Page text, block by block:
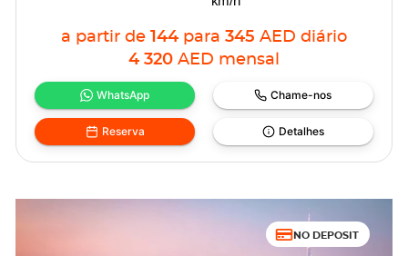
a partir de 144 para 345 AED diário
4 320 AED mensal
WhatsApp Chame-nos
Reserva Detalhes
NO DEPOSIT